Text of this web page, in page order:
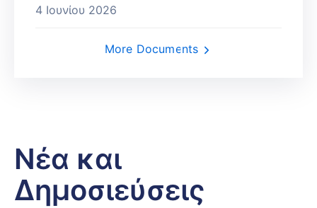
4 Ιουνίου 2026
More Documents
Νέα και
Δημοσιεύσεις